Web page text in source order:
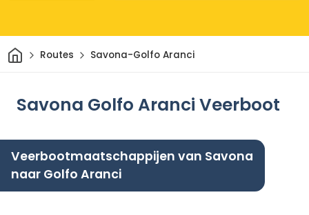
ThuisRoutes Savona-Golfo Aranci
Savona Golfo Aranci Veerboot
Veerbootmaatschappijen van Savona
naar Golfo Aranci